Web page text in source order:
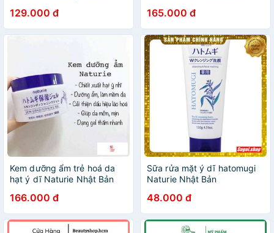
129.000 đ 165.000 đ
Kem dưỡng ẩm trẻ hoá da
hạt ý dĩ Naturie Nhật Bản
166.000 đ
Sữa rửa mặt ý dĩ hatomugi
Naturie Nhật Bản
48.000 đ